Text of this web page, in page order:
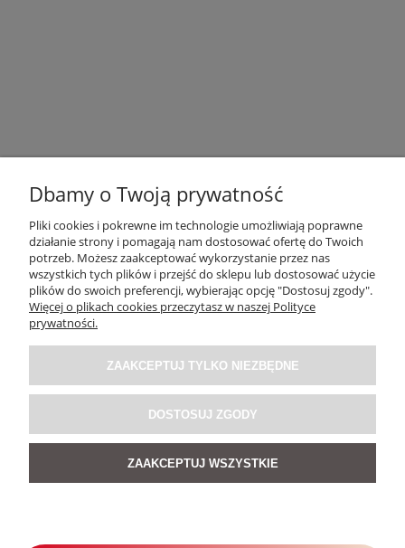
OBSŁUGA KLIENTA
O NAS / INFORMACJE
MOJE KONTO
SOCIAL MEDIA
Dbamy o Twoją prywatność
Pliki cookies i pokrewne im technologie umożliwiają poprawne
działanie strony i pomagają nam dostosować ofertę do Twoich
potrzeb. Możesz zaakceptować wykorzystanie przez nas
wszystkich tych plików i przejść do sklepu lub dostosować użycie
plików do swoich preferencji, wybierając opcję "Dostosuj zgody".
Więcej o plikach cookies przeczytasz w naszej Polityce
prywatności.
ZAAKCEPTUJ TYLKO NIEZBĘDNE
DOSTOSUJ ZGODY
ZAAKCEPTUJ WSZYSTKIE